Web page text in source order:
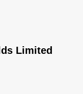
Limited